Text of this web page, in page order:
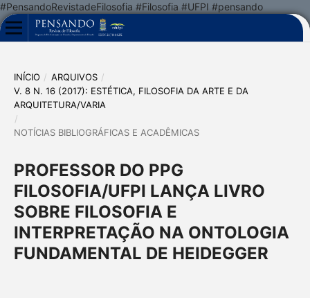
#PensandoRevistadeFilosofia #Filosofia #UFPI #pensando
INÍCIO / ARQUIVOS /
V. 8 N. 16 (2017): ESTÉTICA, FILOSOFIA DA ARTE E DA
ARQUITETURA/VARIA
/
NOTÍCIAS BIBLIOGRÁFICAS E ACADÊMICAS
PROFESSOR DO PPG
FILOSOFIA/UFPI LANÇA LIVRO
SOBRE FILOSOFIA E
INTERPRETAÇÃO NA ONTOLOGIA
FUNDAMENTAL DE HEIDEGGER